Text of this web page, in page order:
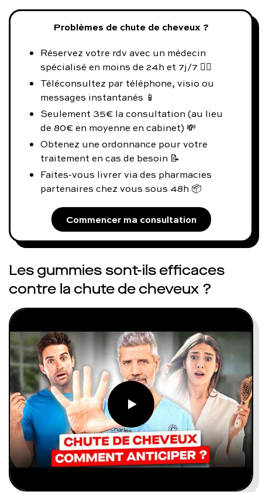
Problèmes de chute de cheveux ?
Réservez votre rdv avec un médecin
spécialisé en moins de 24h et 7j/7 👨‍⚕️
Téléconsultez par téléphone, visio ou
messages instantanés 📱
Seulement 35€ la consultation (au lieu
de 80€ en moyenne en cabinet) 💸
Obtenez une ordonnance pour votre
traitement en cas de besoin 📝
Faites-vous livrer via des pharmacies
partenaires chez vous sous 48h 📦
Commencer ma consultation
Les gummies sont-ils efficaces
contre la chute de cheveux ?